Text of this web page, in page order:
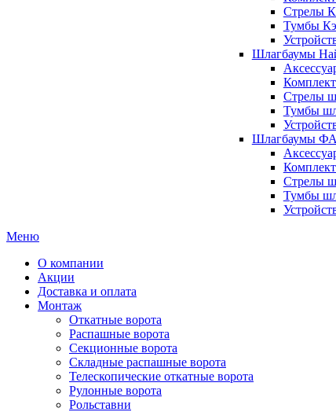
Стрелы
Тумбы
Шлагбаумы
Стрелы
Тумбы
Шлагбаумы
Стрелы
Тумбы
Меню
О компании
Акции
Доставка и оплата
Монтаж
Откатные ворота
Распашные ворота
Секционные ворота
Складные распашные ворота
Телескопические откатные ворота
Рулонные ворота
Рольставни